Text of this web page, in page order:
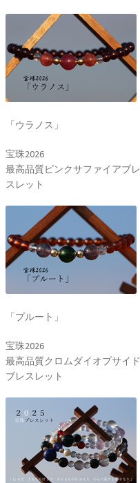
「ウラノス」
宝珠2026
最高品質ピンクサファイアブレ
スレット
「プルート」
宝珠2026
最高品質クロムダイオプサイド
ブレスレット